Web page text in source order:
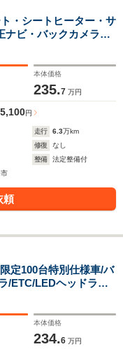
・シートヒーター・サ
ナビ・バックカメラ・
本体価格
235.7 万円
円
走行 6.3万km
修復
なし
整備
法定整備付
頼
定100台特別仕様車/バ
/ETC/LEDヘッドライ
ポットモニター/前後
ートキー/キーレス
本体価格
234.6 万円